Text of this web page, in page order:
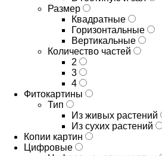
Размер
Квадратные
Горизонтальные
Вертикальные
Количество частей
2
3
4
Фитокартины
Тип
Из живых растений
Из сухих растений
Копии картин
Цифровые